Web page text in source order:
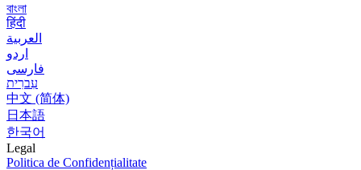
বাংলা
हिंदी
العربية
اردو
فارسی
עִברִית
中文 (简体)
日本語
한국어
Legal
Politica de Confidențialitate